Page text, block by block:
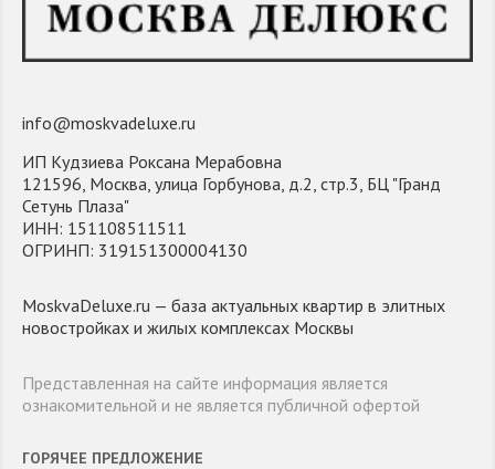
info@moskvadeluxe.ru
ИП Кудзиева Роксана Мерабовна
121596, Москва, улица Горбунова, д.2, стр.3, БЦ "Гранд
Сетунь Плаза"
ИНН: 151108511511
ОГРИНП: 319151300004130
MoskvaDeluxe.ru — база актуальных квартир в элитных
новостройках и жилых комплексах Москвы
Представленная на сайте информация является
ознакомительной и не является публичной офертой
ГОРЯЧЕЕ ПРЕДЛОЖЕНИЕ